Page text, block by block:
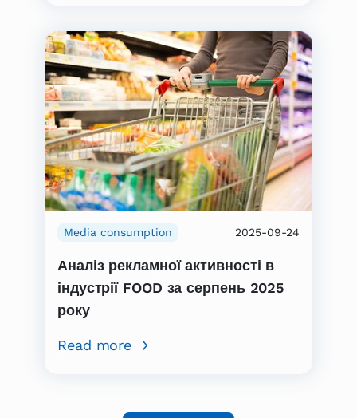
Media consumption 2025-09-24
Аналіз рекламної активності в
індустрії FOOD за серпень 2025
року
Read more